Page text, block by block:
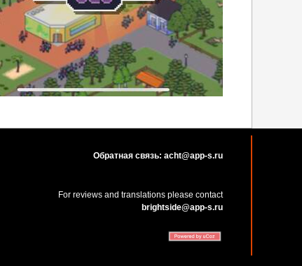
Обратная связь: acht@app-s.ru
For reviews and translations please contact
brightside@app-s.ru